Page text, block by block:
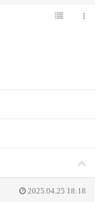
2025.04.25 18:18